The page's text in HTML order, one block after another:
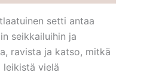
setti antaa
seikkailuihin ja
ravista ja katso, mitkä
leikistä vielä